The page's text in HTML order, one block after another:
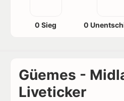
0 Sieg 0
Güemes -
Liveticker